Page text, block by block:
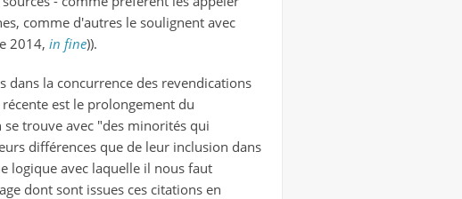
comme d'autres le soulignent avec
2014, in fine)).
la concurrence des revendications
est le prolongement du
trouve avec "des minorités qui
différences que de leur inclusion dans
logique avec laquelle il nous faut
dont sont issues ces citations en